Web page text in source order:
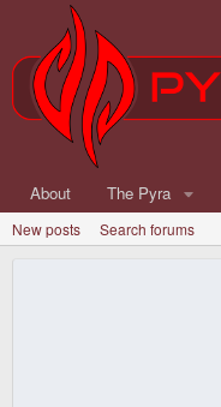
About The Pyra
New posts Search forums